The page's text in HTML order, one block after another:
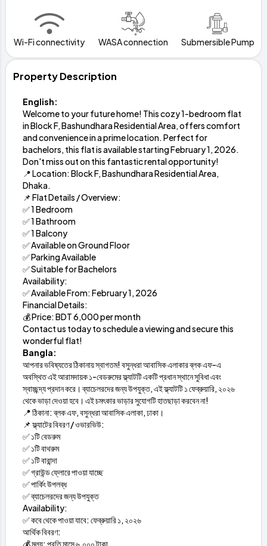
Wi-Fi connectivity WASA connection Submersible Pump
Property Description
English:
Welcome to your future home! This cozy 1-bedroom flat
in Block F, Bashundhara Residential Area, offers comfort
and convenience in a prime location. Perfect for
bachelors, this flat is available starting February 1, 2026.
Don't miss out on this fantastic rental opportunity!
📍 Location: Block F, Bashundhara Residential Area,
Dhaka.
📌 Flat Details / Overview:
✅ 1 Bedroom
✅ 1 Bathroom
✅ 1 Balcony
✅ Available on Ground Floor
✅ Parking Available
✅ Suitable for Bachelors
Availability:
✅ Available From: February 1, 2026
Financial Details:
💰 Price: BDT 6,000 per month
Contact us today to schedule a viewing and secure this
wonderful flat!
Bangla:
আপনার ভবিষ্যতের ঠিকানায় স্বাগতম! বসুন্ধরা আবাসিক এলাকার ব্লক এফ-এ
অবস্থিত এই আরামদায়ক ১-বেডরুমের ফ্ল্যাটটি একটি প্রধান স্থানে সুবিধা এবং
স্বাচ্ছন্দ্য প্রদান করে। ব্যাচেলরদের জন্য উপযুক্ত, এই ফ্ল্যাটটি ১ ফেব্রুয়ারি, ২০২৬
থেকে ভাড়া দেওয়া হবে। এই চমৎকার ভাড়ার সুযোগটি হাতছাড়া করবেন না!
📍 ঠিকানা: ব্লক এফ, বসুন্ধরা আবাসিক এলাকা, ঢাকা।
📌 ফ্ল্যাটের বিবরণ / ওভারভিউ:
✅ ১টি বেডরুম
✅ ১টি বাথরুম
✅ ১টি বারান্দা
✅ গ্রাউন্ড ফ্লোরে পাওয়া যাচ্ছে
✅ পার্কিং উপলব্ধ
✅ ব্যাচেলরদের জন্য উপযুক্ত
Availability:
✅ কবে থেকে পাওয়া যাবে: ফেব্রুয়ারি ১, ২০২৬
আর্থিক বিবরণ:
💰 মূল্য: প্রতি মাসে ৬,০০০ টাকা